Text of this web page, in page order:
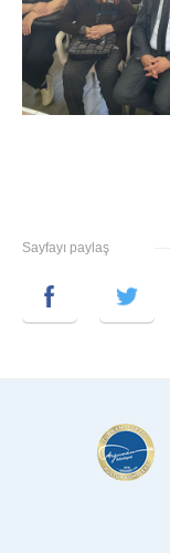
Sayfayı paylaş